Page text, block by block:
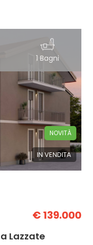
1 Bagni
IN VENDITA
NOVITÀ
€ 139.000
Lazzate